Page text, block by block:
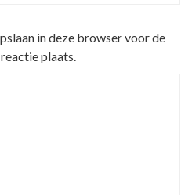
in deze browser voor de
plaats.